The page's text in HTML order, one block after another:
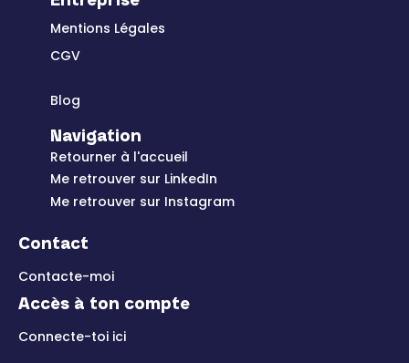
Mentions Légales
CGV
Blog
Navigation
Retourner à l'accueil
Me retrouver sur LinkedIn
Me retrouver sur Instagram
Contact
Contacte-moi
Accès à ton compte
Connecte-toi ici